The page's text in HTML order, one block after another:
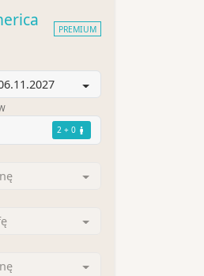
PREMIUM
2 + 0